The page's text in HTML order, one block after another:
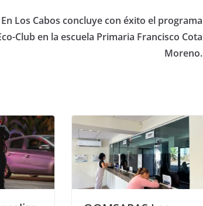
En Los Cabos concluye con éxito el programa
Club en la escuela Primaria Francisco Cota
Moreno.